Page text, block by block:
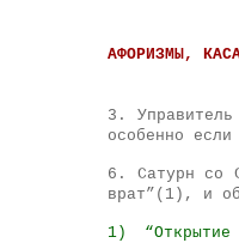
АФОРИЗМЫ,
3.
особенно
6. Сатурн со
врат”(1), и
1) “Открытие